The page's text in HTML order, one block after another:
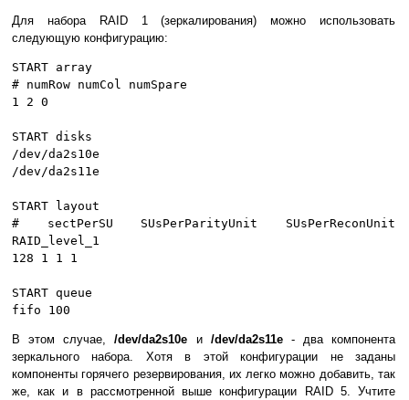
Для набора RAID 1 (зеркалирования) можно использовать
следующую конфигурацию:
START array
# numRow numCol numSpare
1 2 0
START disks
/dev/da2s10e
/dev/da2s11e
START layout
# sectPerSU SUsPerParityUnit SUsPerReconUnit
RAID_level_1
128 1 1 1
START queue
fifo 100
В этом случае,/dev/da2s10e и /dev/da2s11e - два компонента
зеркального нaбора. Хотя в этой конфигурации не заданы
компоненты горячего резервирования, их легко можно добавить, так
же, как и в рассмотренной выше конфигурации RAID 5. Учтите